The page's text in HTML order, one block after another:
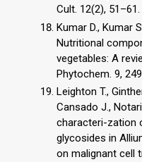
Cult. 12(2), 51–61.
Kumar D., Kumar
Nutritional
vegetables: A
Phytochem. 9,
Leighton T.,
Cansado J.,
characteri-zation
glycosides in
on malignant cell